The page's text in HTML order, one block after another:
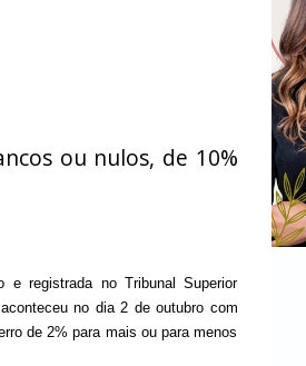
ou nulos, de 10%
e registrada no Tribunal Superior
no dia 2 de outubro com
de 2% para mais ou para menos